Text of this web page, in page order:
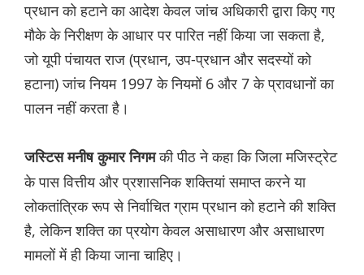
प्रधान को हटाने का आदेश केवल जांच अधिकारी द्वारा किए गए
मौके के निरीक्षण के आधार पर पारित नहीं किया जा सकता है,
जो यूपी पंचायत राज (प्रधान, उप-प्रधान और सदस्यों को
हटाना) जांच नियम 1997 के नियमों 6 और 7 के प्रावधानों का
पालन नहीं करता है।
जस्टिस मनीष कुमार निगमकी पीठ ने कहा कि जिला मजिस्ट्रेट
के पास वित्तीय और प्रशासनिक शक्तियां समाप्त करने या
लोकतांत्रिक रूप से निर्वाचित ग्राम प्रधान को हटाने की शक्ति
है, लेकिन शक्ति का प्रयोग केवल असाधारण और असाधारण
मामलों में ही किया जाना चाहिए।